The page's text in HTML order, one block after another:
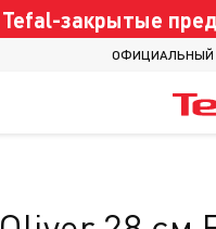
закрытые
ОФИЦИАЛЬНЫЙ